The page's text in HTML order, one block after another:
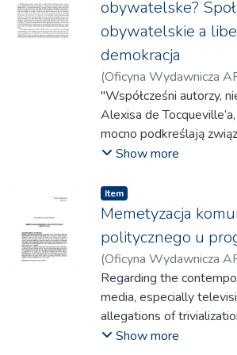
obywatelske?
obywatelskie a
demokracja
(Oficyna Wydawnicza
Dorota
"Współcześni autorzy,
Alexisa de
mocno podkreślają
praktyczny pomiędzy
uznając istnienie
obywatelskiego
za warunek sine qua
funkcjonującego
demokratycznego.
Aby zbadać ów
wpierw przyjrzenie się
dziewiętnastowiecznej
opisującej fenomen
Show more
Item
Memetyzacja
politycznego u
(Oficyna Wydawnicza
Marta;Wojniak, Justyna
Regarding the
media, especially
allegations of
it is worth to consider
Show more